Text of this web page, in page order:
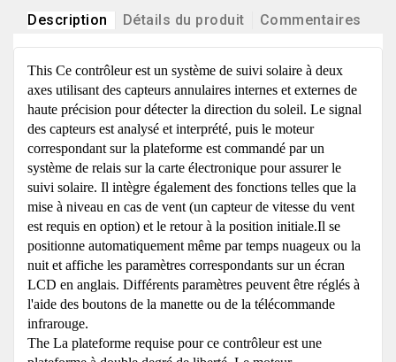
Description Détails du produit Commentaires
This Ce contrôleur est un système de suivi solaire à deux
axes utilisant des capteurs annulaires internes et externes de
haute précision pour détecter la direction du soleil. Le signal
des capteurs est analysé et interprété, puis le moteur
correspondant sur la plateforme est commandé par un
système de relais sur la carte électronique pour assurer le
suivi solaire. Il intègre également des fonctions telles que la
mise à niveau en cas de vent (un capteur de vitesse du vent
est requis en option) et le retour à la position initiale.Il se
positionne automatiquement même par temps nuageux ou la
nuit et affiche les paramètres correspondants sur un écran
LCD en anglais. Différents paramètres peuvent être réglés à
l'aide des boutons de la manette ou de la télécommande
infrarouge.
The La plateforme requise pour ce contrôleur est une